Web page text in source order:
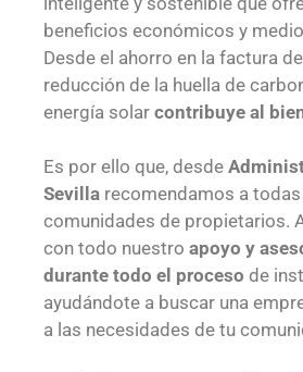
beneficios económicos y
Desde el ahorro en la factura
reducción de la huella de
energía solar contribuye al
Es por ello que, desde
Sevilla recomendamos a
comunidades de propietarios.
con todo nuestro apoyo y
durante todo el proceso de
ayudándote a buscar una
a las necesidades de tu